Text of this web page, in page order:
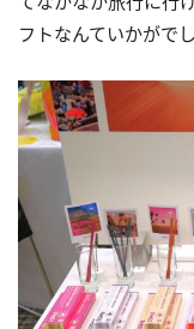
フトなんていかがで